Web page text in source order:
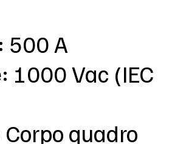
500 A
1000 Vac (IEC
quadro